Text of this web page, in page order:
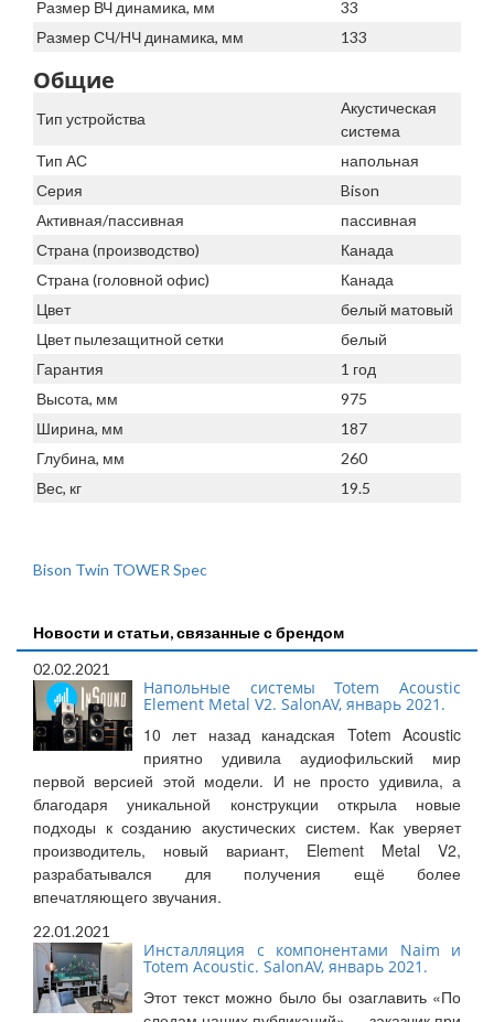
Размер ВЧ динамика, мм
33
Размер СЧ/НЧ динамика, мм
133
Общие
Тип устройства
Акустическая
система
Тип АС
напольная
Серия
Bison
Активная/пассивная
пассивная
Страна (производство)
Канада
Страна (головной офис)
Канада
Цвет
белый матовый
Цвет пылезащитной сетки
белый
Гарантия
1 год
Высота, мм
975
Ширина, мм
187
Глубина, мм
260
Вес, кг
19.5
Bison Twin TOWER Spec
Новости и статьи, связанные с брендом
02.02.2021
Напольные системы Totem Acoustic
Element Metal V2. SalonAV, январь 2021.
10 лет назад канадская Totem Acoustic
приятно удивила аудиофильский мир
первой версией этой модели. И не просто удивила, а
благодаря уникальной конструкции открыла новые
подходы к созданию акустических систем. Как уверяет
производитель, новый вариант, Element Metal V2,
разрабатывался для получения ещё более
впечатляющего звучания.
22.01.2021
Инсталляция с компонентами Naim и
Totem Acoustic. SalonAV, январь 2021.
Этот текст можно было бы озаглавить «По